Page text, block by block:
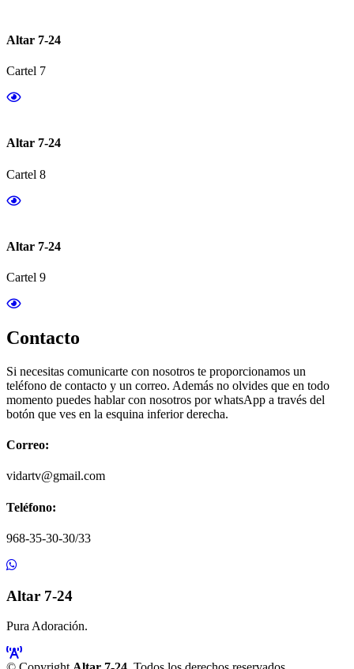
Altar 7-24
Cartel 7
Altar 7-24
Cartel 8
Altar 7-24
Cartel 9
Contacto
Si necesitas comunicarte con nosotros te proporcionamos un
teléfono de contacto y un correo. Además no olvides que en todo
momento puedes hablar con nosotros por whatsApp a través del
botón que ves en la esquina inferior derecha.
Correo:
vidartv@gmail.com
Teléfono:
968-35-30-30/33
Altar 7-24
Pura Adoración.